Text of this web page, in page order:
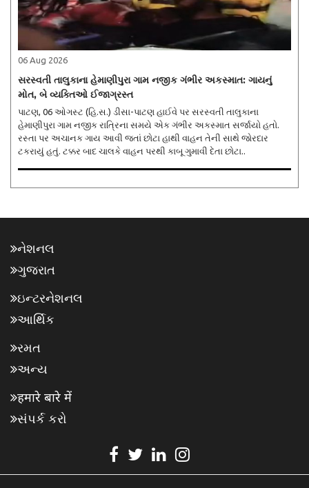
06 Aug 2026
સરસ્વતી તાલુકાના હેમાણીપુરા ગામ નજીક ગંભીર અકસ્માત: ગાયનું
મોત, બે વ્યક્તિઓ ઈજાગ્રસ્ત
પાટણ, 06 ઓગસ્ટ (હિ.સ.) ડીસા-પાટણ હાઈવે પર સરસ્વતી તાલુકાના
હેમાણીપુરા ગામ નજીક રાત્રિના સમયે એક ગંભીર અકસ્માત સર્જાયો હતો.
રસ્તા પર અચાનક ગાય આવી જતાં છોટા હાથી વાહન તેની સાથે જોરદાર
ટકરાયું હતું. ટક્કર બાદ ચાલકે વાહન પરથી કાબૂ ગુમાવી દેતા છોટા..
નેશનલ
ગુજરાત
ઇન્ટરનેશનલ
આર્થિક
રમત
અન્ય
हमारे बारे में
સંપર્ક કરો